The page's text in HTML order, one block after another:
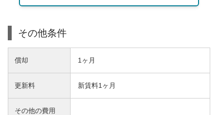
その他条件
償却 1ヶ月
更新料 新賃料1ヶ月
その他の費用